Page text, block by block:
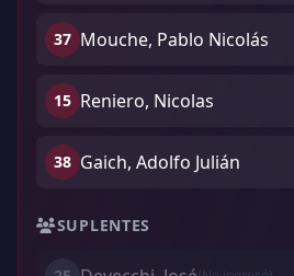
37 Mouche, Pablo Nicolás
15 Reniero, Nicolas
38 Gaich, Adolfo Julián
SUPLENTES